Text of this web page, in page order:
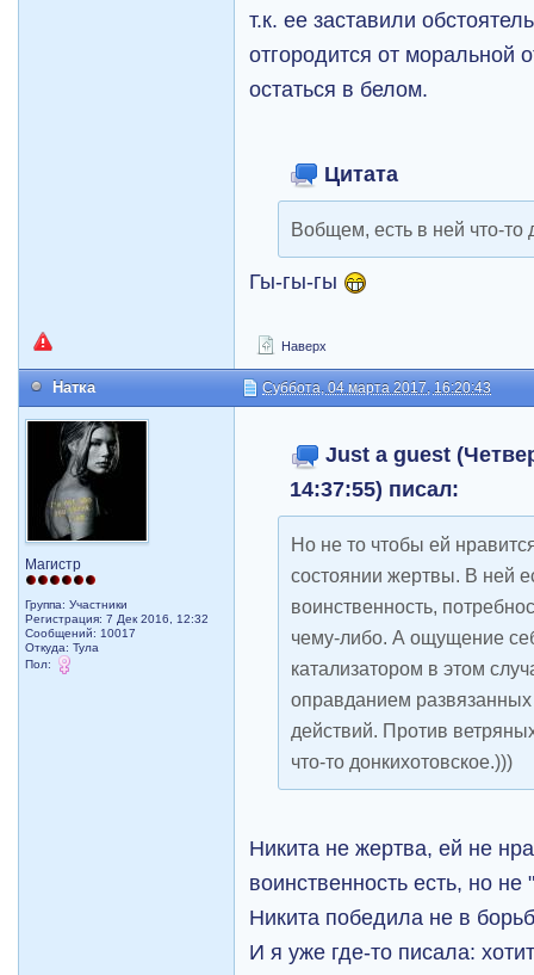
т.к. ее заставили
отгородится от моральной
остаться в белом.
Цитата
Вобщем, есть в ней что-то
Гы-гы-гы
Наверх
Натка Суббота, 04 марта 2017, 16:20:43
Магистр
Группа: Участники
Регистрация: 7 Дек 2016, 12:32
Сообщений: 10017
Откуда: Тула
Пол:
Just a guest
14:37:55) писал:
Но не то чтобы ей
состоянии жертвы. В ней
воинственность,
чему-либо. А ощущение
катализатором в этом
оправданием
действий. Против
что-то донкихотовское.)))
Никита не жертва, ей не
воинственность есть, но не
Никита победила не в
И я уже где-то писала: